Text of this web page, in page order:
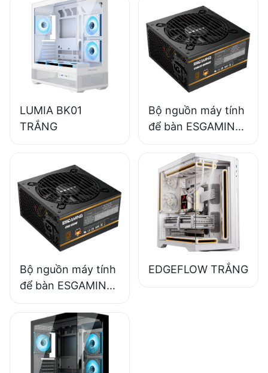
LUMIA BK01
TRẮNG
Bộ nguồn máy tính
để bàn ESGAMING
650W chất lượng
cao, hiệu suất 85%,
dạng module đầy
đủ, chuẩn 80+
Bronze ESB650W
Bộ nguồn máy tính
để bàn ESGAMING
550W chất lượng
cao, hiệu suất 85%,
đạt chuẩn 80+
Bronze ESB550W
EDGEFLOW TRẮNG